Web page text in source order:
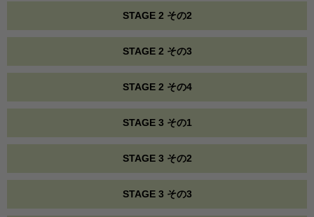
STAGE 2 その2
STAGE 2 その3
STAGE 2 その4
STAGE 3 その1
STAGE 3 その2
STAGE 3 その3